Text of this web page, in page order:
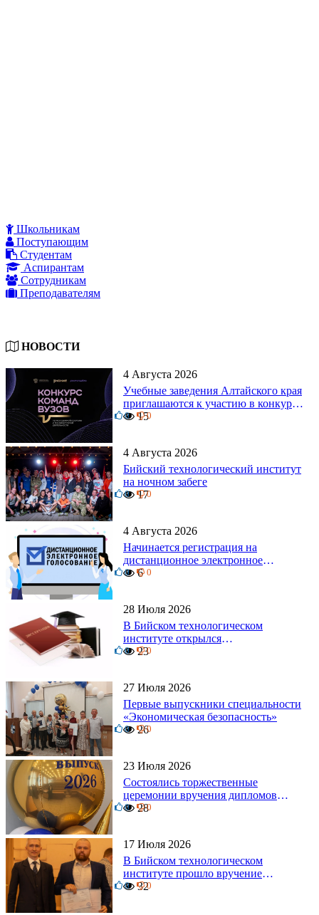
Школьникам
Поступающим
Студентам
Аспирантам
Сотрудникам
Преподавателям
НОВОСТИ
4 Августа 2026
Учебные заведения Алтайского края
приглашаются к участию в конкурсе
команд вузов
0 0
15
4 Августа 2026
Бийский технологический институт
на ночном забеге
0 0
17
4 Августа 2026
Начинается регистрация на
дистанционное электронное
голосование на выборы!
0 0
6
28 Июля 2026
В Бийском технологическом
институте открылся
диссертационный совет!
0 0
23
27 Июля 2026
Первые выпускники специальности
«Экономическая безопасность»
0 0
26
23 Июля 2026
Состоялись торжественные
церемонии вручения дипломов
выпускникам БТИ
0 0
28
17 Июля 2026
В Бийском технологическом
институте прошло вручение
дипломов
0 0
32